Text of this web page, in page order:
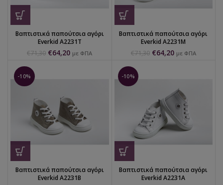
Βαπτιστικά παπούτσια αγόρι
Everkid Α2231Τ
€71,30 €64,20 με ΦΠΑ
Βαπτιστικά παπούτσια αγόρι
Everkid Α2231Μ
€71,30 €64,20 με ΦΠΑ
-10%
Βαπτιστικά παπούτσια αγόρι
Everkid Α2231Β
-10%
Βαπτιστικά παπούτσια αγόρι
Everkid Α2231Α